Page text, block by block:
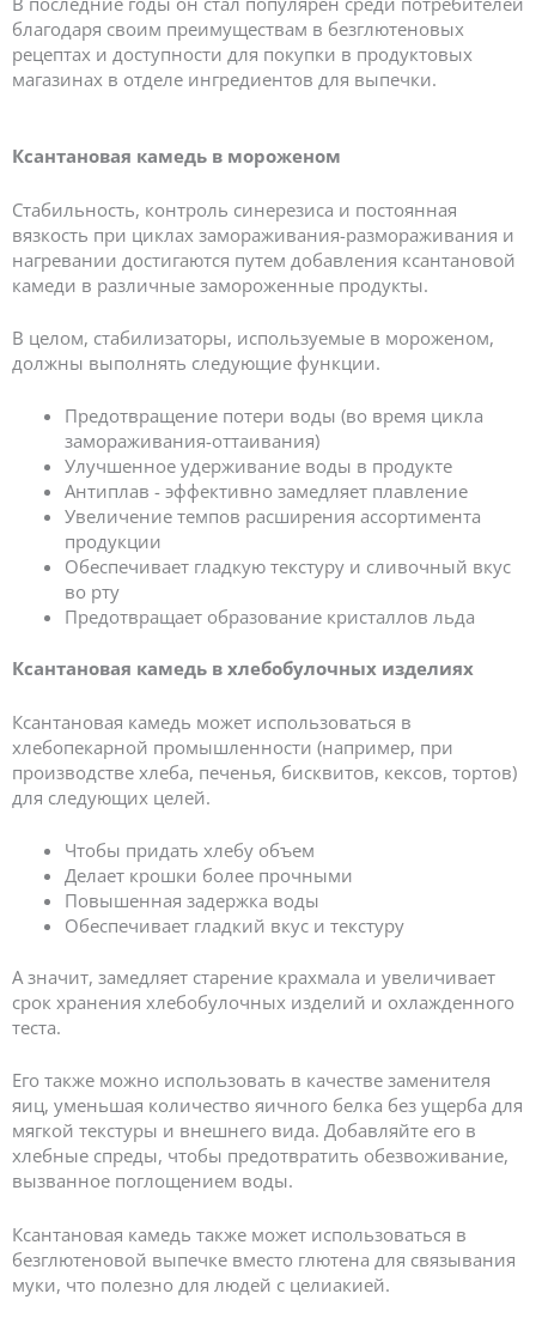
благодаря своим преимуществам в безглютеновых
рецептах и доступности для покупки в продуктовых
магазинах в отделе ингредиентов для выпечки.
Ксантановая камедь в мороженом
Стабильность, контроль синерезиса и постоянная
вязкость при циклах замораживания-размораживания и
нагревании достигаются путем добавления ксантановой
камеди в различные замороженные продукты.
В целом, стабилизаторы, используемые в мороженом,
должны выполнять следующие функции.
Предотвращение потери воды (во время цикла
замораживания-оттаивания)
Улучшенное удерживание воды в продукте
Антиплав - эффективно замедляет плавление
Увеличение темпов расширения ассортимента
продукции
Обеспечивает гладкую текстуру и сливочный вкус
во рту
Предотвращает образование кристаллов льда
Ксантановая камедь в хлебобулочных изделиях
Ксантановая камедь может использоваться в
хлебопекарной промышленности (например, при
производстве хлеба, печенья, бисквитов, кексов, тортов)
для следующих целей.
Чтобы придать хлебу объем
Делает крошки более прочными
Повышенная задержка воды
Обеспечивает гладкий вкус и текстуру
А значит, замедляет старение крахмала и увеличивает
срок хранения хлебобулочных изделий и охлажденного
теста.
Его также можно использовать в качестве заменителя
яиц, уменьшая количество яичного белка без ущерба для
мягкой текстуры и внешнего вида. Добавляйте его в
хлебные спреды, чтобы предотвратить обезвоживание,
вызванное поглощением воды.
Ксантановая камедь также может использоваться в
безглютеновой выпечке вместо глютена для связывания
муки, что полезно для людей с целиакией.